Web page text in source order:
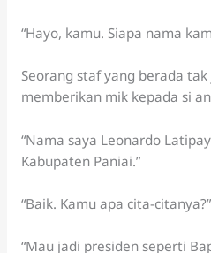
“Hayo, kamu. Siapa nama
Seorang staf yang berada
memberikan mik kepada si
“Nama saya Leonardo
Kabupaten Paniai.”
“Baik. Kamu apa cita-citanya?”
“Mau jadi presiden seperti